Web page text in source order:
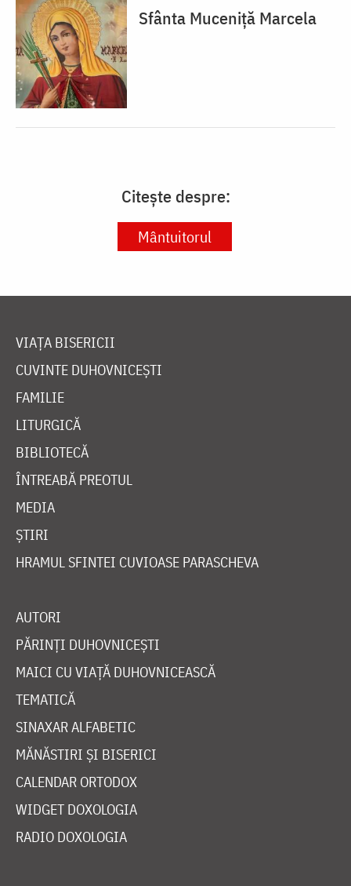
Sfânta Muceniță Marcela
Citește despre:
Mântuitorul
VIAȚA BISERICII
CUVINTE DUHOVNICEȘTI
FAMILIE
LITURGICĂ
BIBLIOTECĂ
ÎNTREABĂ PREOTUL
MEDIA
ȘTIRI
HRAMUL SFINTEI CUVIOASE PARASCHEVA
AUTORI
PĂRINȚI DUHOVNICEȘTI
MAICI CU VIAȚĂ DUHOVNICEASCĂ
TEMATICĂ
SINAXAR ALFABETIC
MĂNĂSTIRI ȘI BISERICI
CALENDAR ORTODOX
WIDGET DOXOLOGIA
RADIO DOXOLOGIA